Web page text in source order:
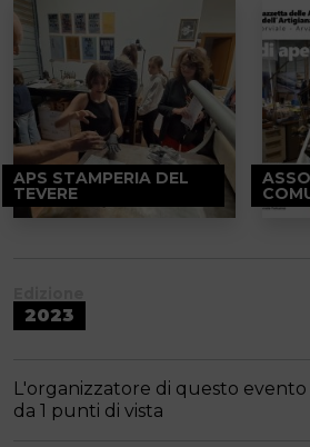
APS STAMPERIA DEL
TEVERE
2023
L'organizzatore di questo
da 1 punti di vista